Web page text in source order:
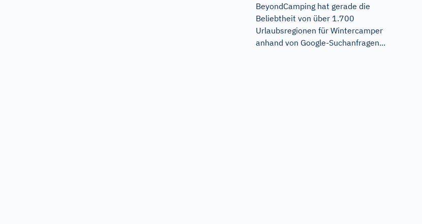
BeyondCamping hat gerade die
Beliebtheit von über 1.700
Urlaubsregionen für Wintercamper
anhand von Google-Suchanfragen...